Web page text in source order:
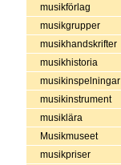
musikförlag
musikgrupper
musikhandskrifter
musikhistoria
musikinspelningar
musikinstrument
musiklära
Musikmuseet
musikpriser